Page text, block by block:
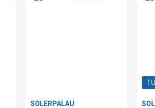
SOLERPALAU